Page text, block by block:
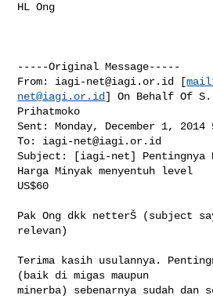
HL Ong
-----Original Message-----
From: iagi-net@iagi.or.id [
net@iagi.or.id] On Behalf Of
Prihatmoko
Sent: Monday, December 1, 2014
To: iagi-net@iagi.or.id
Subject: [iagi-net] Pentingnya
Harga Minyak menyentuh level
US$60
Pak Ong dkk netterŠ (subject
relevan)
Terima kasih usulannya.
(baik di migas maupun
minerba) sebenarnya sudah